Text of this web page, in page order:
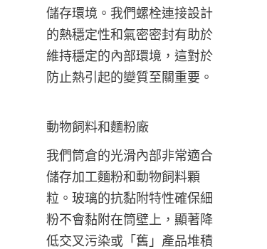
儲存環境。我們螺栓連接設計
的熱穩定性和氣密密封有助於
維持穩定的內部環境，這對於
防止熱引起的變質至關重要。
動物飼料和麵粉廠
我們筒倉的光滑內部非常適合
儲存加工麵粉和動物飼料顆
粒。玻璃的抗黏附特性確保細
粉不會黏附在筒壁上，顯著降
低交叉污染或「舊」產品堆積